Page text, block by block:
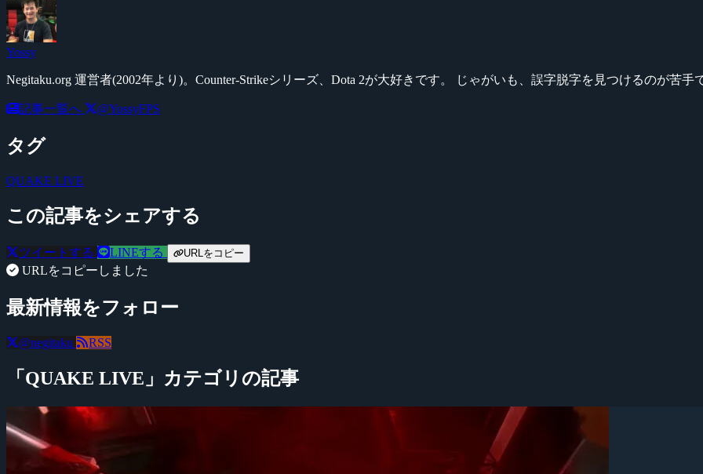
Yossy
Negitaku.org 運営者(2002年より)。Counter-Strikeシリーズ、Dota 2が大好きです。 じゃがいも、誤字脱字を見つけるのが苦
記事一覧へ @YossyFPS
タグ
QUAKE LIVE
この記事をシェアする
ツイートする LINEする URLをコピー
URLをコピーしました
最新情報をフォロー
@negitaku RSS
「QUAKE LIVE」カテゴリの記事